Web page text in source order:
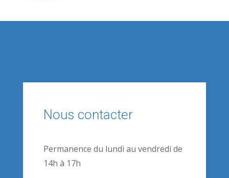
Nous contacter
Permanence du lundi au vendredi de
14h à 17h